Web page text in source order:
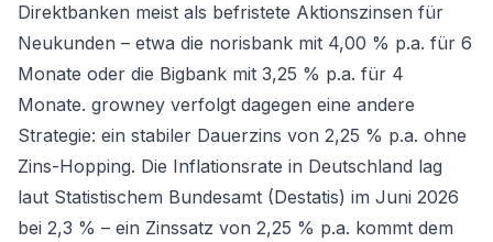
Direktbanken meist als befristete Aktionszinsen für
Neukunden – etwa die norisbank mit 4,00 % p.a. für 6
Monate oder die Bigbank mit 3,25 % p.a. für 4
Monate. growney verfolgt dagegen eine andere
Strategie: ein stabiler Dauerzins von 2,25 % p.a. ohne
Zins-Hopping. Die Inflationsrate in Deutschland lag
laut Statistischem Bundesamt (Destatis) im Juni 2026
bei 2,3 % – ein Zinssatz von 2,25 % p.a. kommt dem